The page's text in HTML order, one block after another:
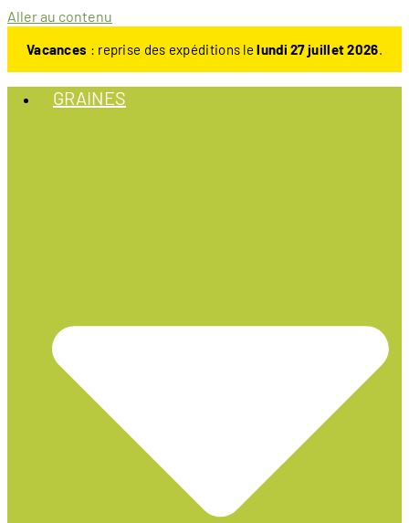
Aller au contenu
Vacances : reprise des expéditions lelundi 27 juillet 2026.
GRAINES